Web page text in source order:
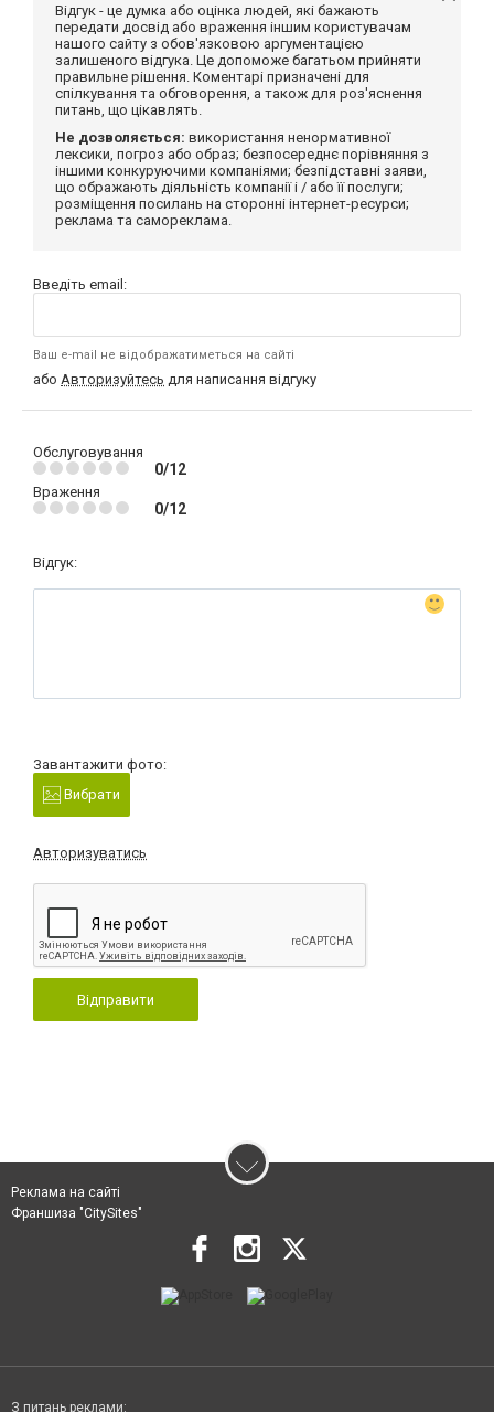
Відгук - це думка або оцінка людей, які бажають
передати досвід або враження іншим користувачам
нашого сайту з обов'язковою аргументацією
залишеного відгука. Це допоможе багатьом прийняти
правильне рішення. Коментарі призначені для
спілкування та обговорення, а також для роз'яснення
питань, що цікавлять.
Не дозволяється: використання ненормативної
лексики, погроз або образ; безпосереднє порівняння з
іншими конкуруючими компаніями; безпідставні заяви,
що ображають діяльність компанії і / або її послуги;
розміщення посилань на сторонні інтернет-ресурси;
реклама та самореклама.
Введіть email:
Ваш e-mail не відображатиметься на сайті
або Авторизуйтесь для написання відгуку
Обслуговування
0/12
Враження
0/12
Відгук:
Завантажити фото:
Вибрати
Авторизуватись
Відправити
Реклама на сайті
Франшиза "CitySites"
З питань реклами: